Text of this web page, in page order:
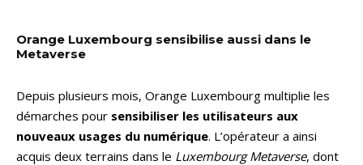
Orange Luxembourg sensibilise aussi dans le
Metaverse
Depuis plusieurs mois, Orange Luxembourg multiplie les
démarches pour sensibiliser les utilisateurs aux
nouveaux usages du numérique. L’opérateur a ainsi
acquis deux terrains dans le Luxembourg Metaverse, dont